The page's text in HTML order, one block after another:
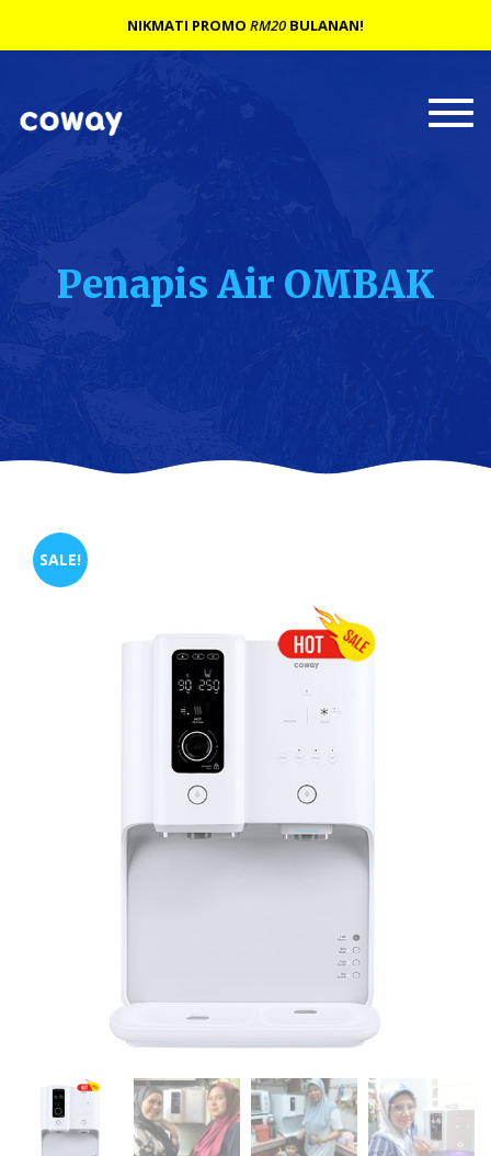
Penapis Air OMBAK
SALE!
NIKMATI PROMO RM20 BULANAN!